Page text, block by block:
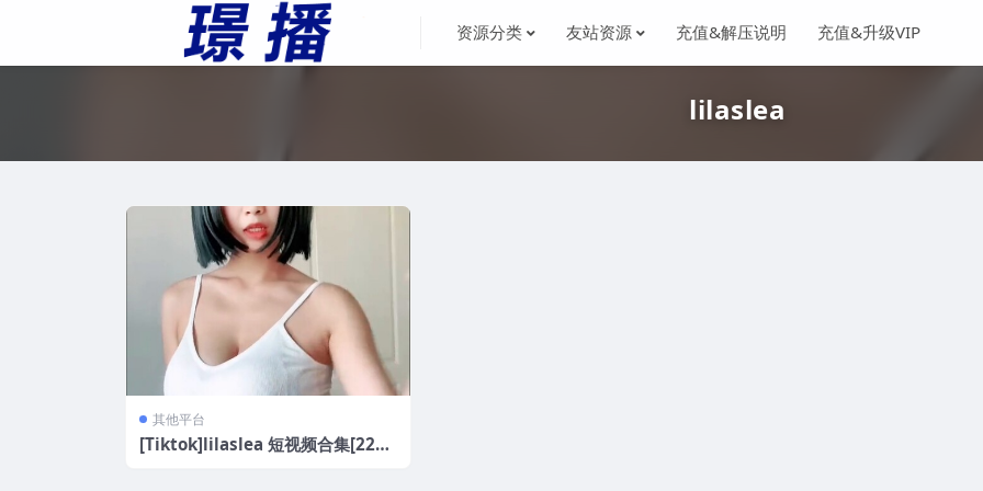
资源分类 友站资源 充值&解压说明 充值&升级VIP
lilaslea
其他平台
[Tiktok]lilaslea 短视频合集[22V/